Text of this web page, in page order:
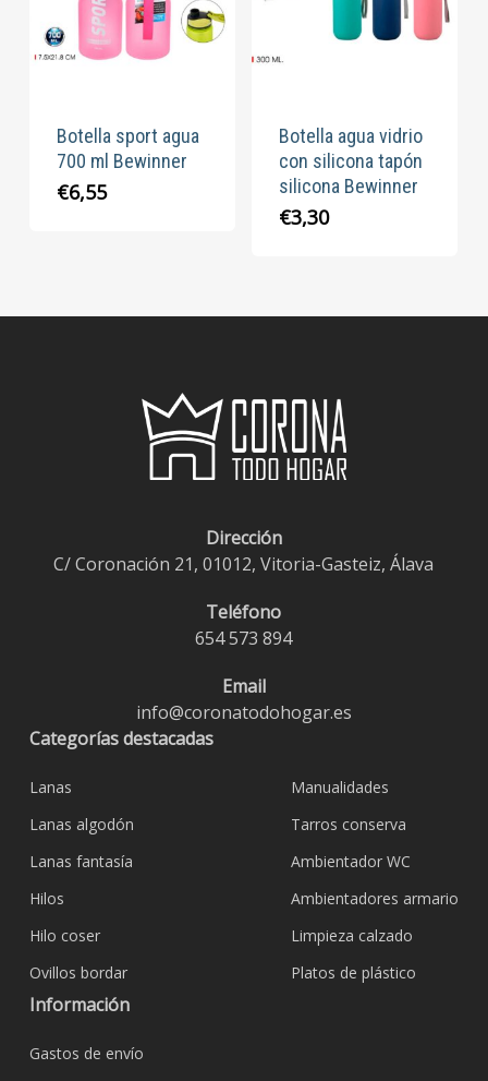
Botella sport agua
700 ml Bewinner
€6,55
Botella agua vidrio
con silicona tapón
silicona Bewinner
€3,30
Dirección
C/ Coronación 21, 01012, Vitoria-Gasteiz, Álava
Teléfono
654 573 894
Email
info@coronatodohogar.es
Categorías destacadas
Lanas
Lanas algodón
Lanas fantasía
Hilos
Hilo coser
Ovillos bordar
Manualidades
Tarros conserva
Ambientador WC
Ambientadores armario
Limpieza calzado
Platos de plástico
Información
Gastos de envío